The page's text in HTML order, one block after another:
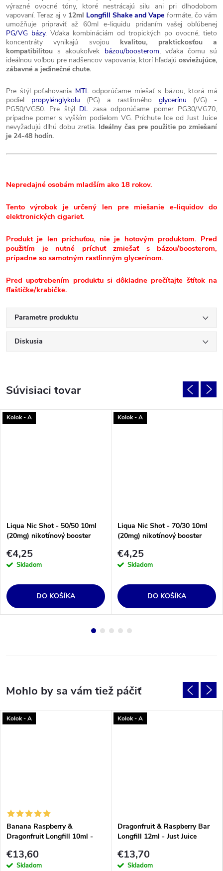
výrazné ovocné tóny, ktoré nestrácajú silu ani pri dlhodobom
vapovaní. Teraz aj v 12ml Longfill Shake and Vape formáte, čo vám
umožňuje pripraviť až 60ml e-liquidu pridaním vašej obľúbenej
PG/VG bázy. Vďaka kombináciám od tropických po ovocné, tieto
koncentráty vynikajú svojou kvalitou, praktickosťou a
kompatibilitou s akoukoľvek bázou/boosterom, vďaka čomu sú
ideálnou voľbou pre nadšencov vapovania, ktorí hľadajú osviežujúce,
zábavné a jedinečné chute.
Pre štýl poťahovania MTLodporúčame miešať s bázou, ktorá má
podiel propylénglykolu (PG) a rastlinného glycerínu (VG) -
PG50/VG50. Pre štýl DL zasa odporúčame pomer PG30/VG70,
prípadne pomer s vyšším podielom VG. Príchute Ice od Just Juice
nevyžadujú dlhú dobu zretia. Ideálny čas pre použitie po zmiešaní
je 24-48 hodín.
Nepredajné osobám mladším ako 18 rokov.
Tento výrobok je určený len pre miešanie e-liquidov do
elektronických cigariet.
Produkt je len príchuťou, nie je hotovým produktom. Pred
použitím je nutné príchuť zmiešať s bázou/boosterom,
prípadne so samotným rastlinným glycerínom.
Pred upotrebením produktu si dôkladne prečítajte štítok na
fľaštičke/krabičke.
Parametre produktu
Diskusia
Súvisiaci tovar
Kolok - A
Liqua Nic Shot - 50/50 10ml
(20mg) nikotínový booster
€4,25
Skladom
DO KOŠÍKA
Kolok - A
Liqua Nic Shot - 70/30 10ml
(20mg) nikotínový booster
€4,25
Skladom
DO KOŠÍKA
Kolok - A
Banana Raspberry &
Dragonfruit Longfill 10ml -
€13,60
Skladom
Kolok - A
Dragonfruit & Raspberry Bar
Longfill 12ml - Just Juice
€13,70
Skladom